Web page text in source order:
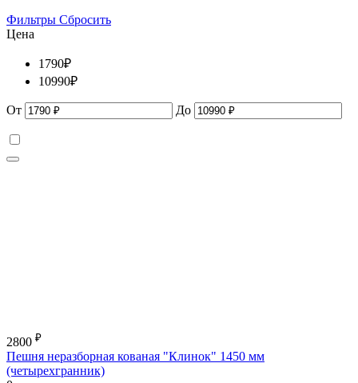
Фильтры Сбросить
Цена
1790₽
10990₽
От До
2800 ₽
Пешня неразборная кованая "Клинок" 1450 мм
(четырехгранник)